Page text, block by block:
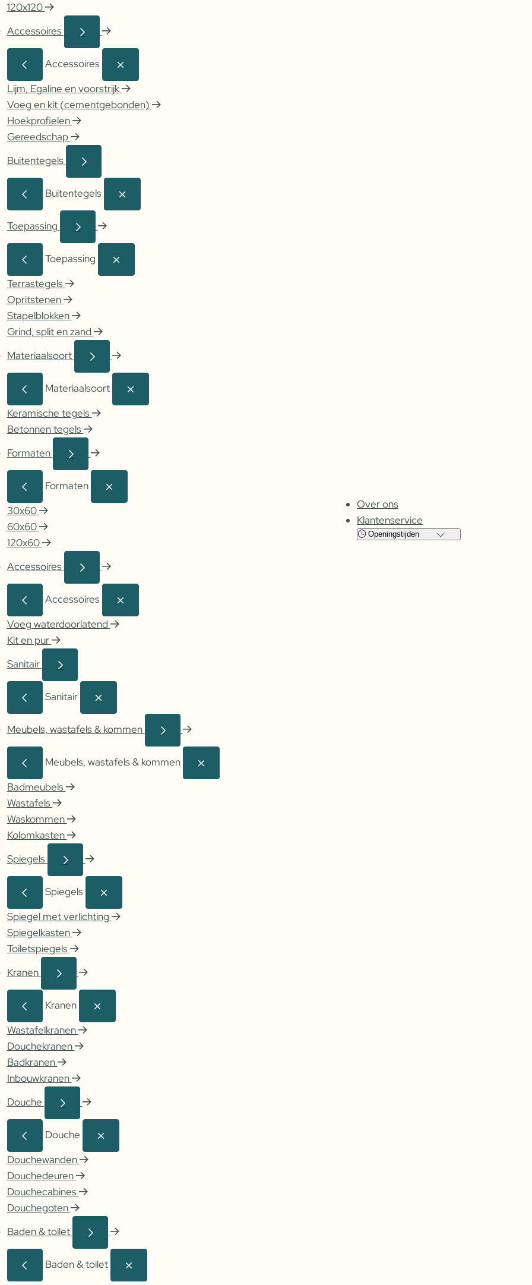
120x120
Accessoires
Accessoires
Lijm, Egaline en voorstrijk
Voeg en kit (cementgebonden)
Hoekprofielen
Gereedschap
Buitentegels
Buitentegels
Toepassing
Toepassing
Terrastegels
Opritstenen
Stapelblokken
Grind, split en zand
Materiaalsoort
Materiaalsoort
Keramische tegels
Betonnen tegels
Formaten
Formaten
30x60
60x60
120x60
Accessoires
Accessoires
Voeg waterdoorlatend
Kit en pur
Sanitair
Sanitair
Meubels, wastafels & kommen
Meubels, wastafels & kommen
Badmeubels
Wastafels
Waskommen
Kolomkasten
Spiegels
Spiegels
Spiegel met verlichting
Spiegelkasten
Toiletspiegels
Kranen
Kranen
Wastafelkranen
Douchekranen
Badkranen
Inbouwkranen
Douche
Douche
Douchewanden
Douchedeuren
Douchecabines
Douchegoten
Baden & toilet
Baden & toilet
Over ons
Klantenservice
Openingstijden